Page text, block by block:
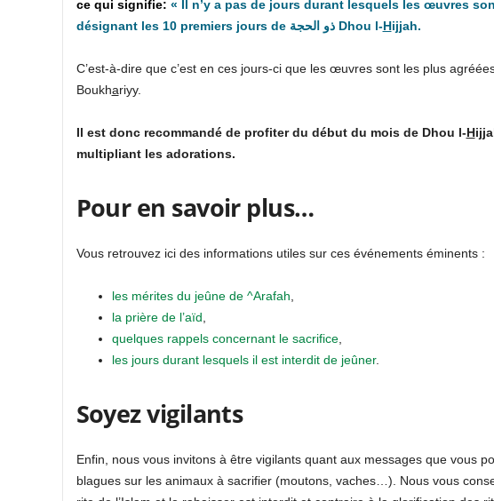
« Il n’y a pas de jours durant lesquels les œuvres
désignant les 10 premiers jours de ذو الحجة Dhou l-Hijjah.
C’est-à-dire que c’est en ces jours-ci que les œuvres sont les plus
Boukhariyy.
Il est donc recommandé de profiter du début du mois de Dhou l-Hijj
multipliant lesadorations.
Pour en savoir plus…
Vous retrouvez ici des informations utiles sur ces événements éminents :
les mérites du jeûne de ^Arafah
la prière de l’aïd
quelques rappels concernant le sacrifice,
les jours durant lesquels il est interdit de jeûner.
Soyez vigilants
Enfin, nous vous invitons à être vigilants quant aux messages que vous
blagues sur les animaux à sacrifier (moutons, vaches…). Nous vous